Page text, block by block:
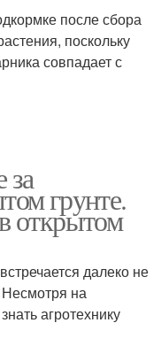
после сбора
поскольку
совпадает с
за
грунте.
открытом
далеко не
на
агротехнику